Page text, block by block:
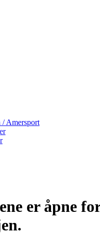
/ Amersport
er åpne